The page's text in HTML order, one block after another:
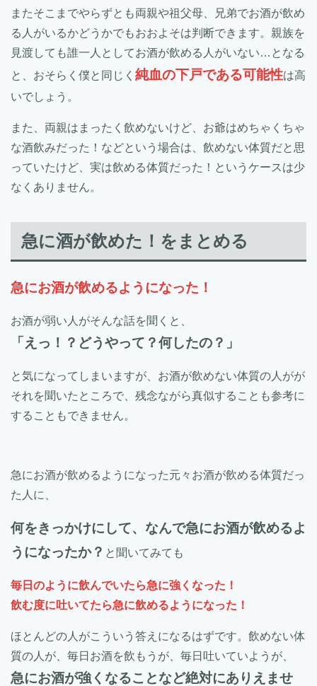
またそこまでやらずとも両親や祖父母、兄弟でお酒が飲め
る人がいるかどうかでもおおよそは判断できます。親族を
見渡しても誰一人としてお酒が飲める人がいない…となる
と、おそらく僕と同じく 純血の下戸である可能性は高
いでしょう。
また、両親はまったく飲めないけど、お爺はめちゃくちゃ
な酒飲みだった！などという場合は、飲めない体質だと思
っていたけど、実は飲める体質だった！というケースは少
なくありません。
急に酒が飲めた！をまとめる
急にお酒が飲めるようになった！
お酒が弱い人がそんな話を聞くと、
「えっ！？どうやって？何したの？」
と気になってしまいますが、お酒が飲めない体質の人がが
それを聞いたところで、残念ながら真似することも参考に
することもできません。
急にお酒が飲めるようになった元々お酒が飲める体質だっ
た人に、
何をきっかけにして、なんで急にお酒が飲めるよ
うになったか？ と聞いてみても
毎日のように飲んでいたら急に強くなった！
飲む度に吐いてたら急に飲めるようになった！
ほとんどの人がこういう答えになるはずです。飲めない体
質の人が、毎日お酒を飲もうが、毎日吐いていようが、
急にお酒が強くなることなど絶対にありえませ